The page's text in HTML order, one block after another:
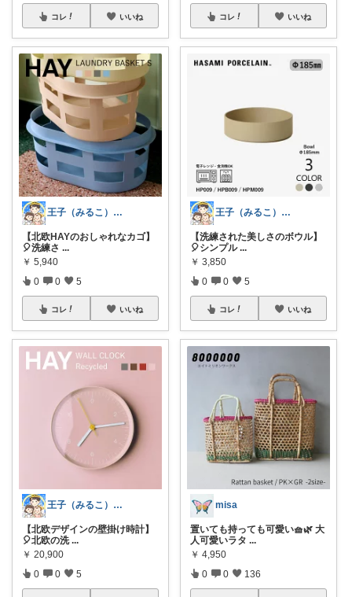
コレ いいね
王子（みるこ）👑便利グッズ×QOL向上
【北欧HAYのおしゃれなカゴ】
🎈洗練さ ...
￥ 5,940
0 0 5
コレ いいね
王子（みるこ）👑便利グッズ×QOL向上
【北欧デザインの壁掛け時計】
🎈北欧の洗 ...
￥ 20,900
0 0 5
コレ いいね
王子（みるこ）👑便利グッズ×QOL向上
【洗練された美しさのボウル】
🎈シンプル ...
￥ 3,850
0 0 5
コレ いいね
misa
置いても持っても可愛い🧺🌿 大
人可愛いラタ ...
￥ 4,950
0 0 136